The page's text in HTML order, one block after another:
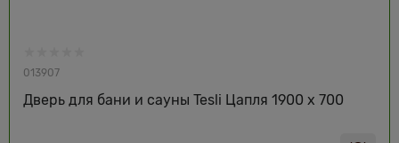
013907
Дверь для бани и сауны Tesli Цапля 1900 х 700